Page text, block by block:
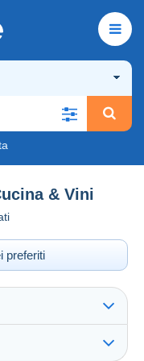
& Vini
preferiti